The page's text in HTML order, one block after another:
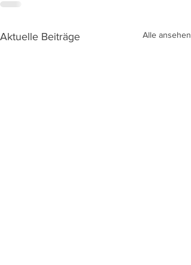
Aktuelle Beiträge Alle ansehen